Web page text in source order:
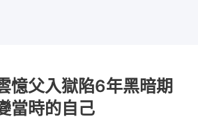
憶父入獄陷6年黑暗期
當時的自己